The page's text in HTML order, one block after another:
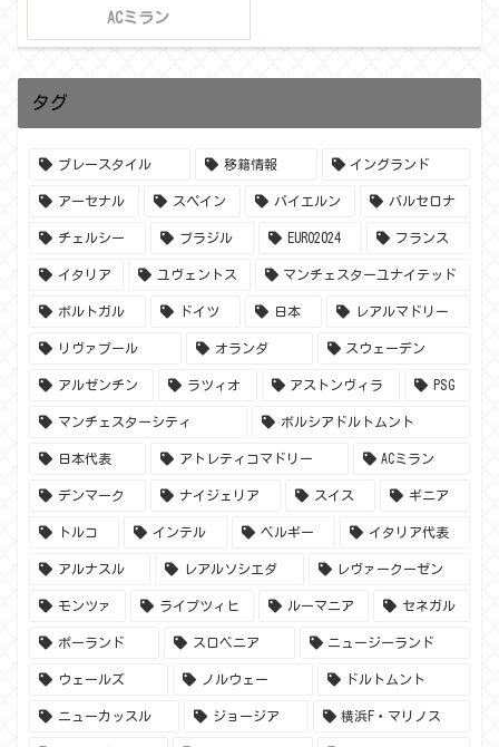
ACミラン
タグ
プレースタイル 移籍情報 イングランド
アーセナル スペイン バイエルン バルセロナ
チェルシー ブラジル EURO2024 フランス
イタリア ユヴェントス マンチェスターユナイテッド
ポルトガル ドイツ 日本 レアルマドリー
リヴァプール オランダ スウェーデン
アルゼンチン ラツィオ アストンヴィラ PSG
マンチェスターシティ ボルシアドルトムント
日本代表 アトレティコマドリー ACミラン
デンマーク ナイジェリア スイス ギニア
トルコ インテル ベルギー イタリア代表
アルナスル レアルソシエダ レヴァークーゼン
モンツァ ライプツィヒ ルーマニア セネガル
ポーランド スロベニア ニュージーランド
ウェールズ ノルウェー ドルトムント
ニューカッスル ジョージア 横浜F・マリノス